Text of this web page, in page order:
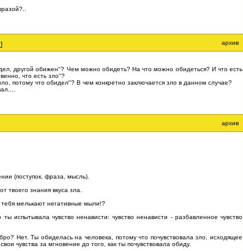
] архив
другой обижен"? Чем можно обидеть? На что можно обидеться? И что есть
что есть зло"?
потому что обидел"? В чем конкретно заключается зло в данном случае?
архив
(поступок, фраза, мысль).
твоего знания вкуса зла.
мелькают негативные мыли!?
испытывала чувство ненависти: чувство ненависти - разбавленное чувство
Нет. Ты обиделась на человека, потому что почувствовала зло, исходящее
чувства за мгновение до того, как ты почувствовала обиду.